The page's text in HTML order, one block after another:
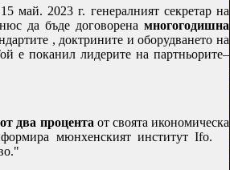
май. 2023 г. генералният секретар на
да бъде договорена многогодишна
, доктрините и оборудването на
е поканил лидерите на партньорите–
два процента от своята икономическа
мюнхенският институт Ifo.